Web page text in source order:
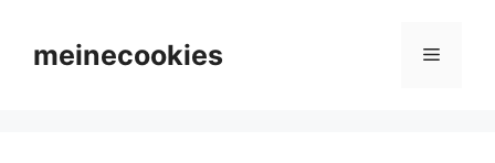
meinecookies 메